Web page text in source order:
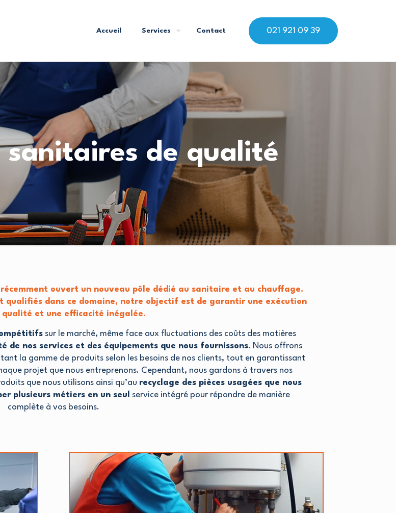
Accueil Services Contact 021 921 09 39
sanitaires de qualité
ouvert un nouveau pôle dédié au sanitaire et au chauffage.
qualifiés dans ce domaine, notre objectif est de garantir une exécution
qualité et une efficacité inégalée.
sur le marché, même face aux fluctuations des coûts des matières
de nos services et des équipements que nous fournissons. Nous offrons
la gamme de produits selon les besoins de nos clients, tout en garantissant
projet que nous entreprenons. Cependant, nous gardons à travers nos
que nous utilisons ainsi qu’au recyclage des pièces usagées que nous
plusieurs métiers en un seul
service intégré pour répondre de manière
complète à vos besoins.